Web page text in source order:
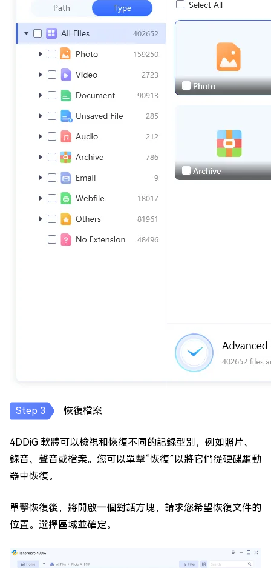
恢復檔案
4DDiG 軟體可以檢視和恢復不同的記錄型別，例如照片、
錄音、聲音或檔案。您可以單擊“恢復”以將它們從硬碟驅動
器中恢復。
單擊恢復後，將開啟一個對話方塊，請求您希望恢復文件的
位置。選擇區域並確定。